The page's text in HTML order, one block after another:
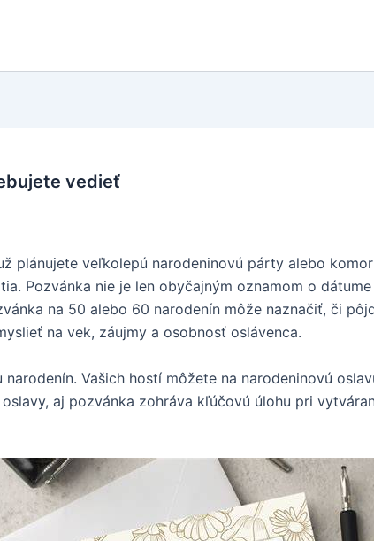
vedieť
plánujete veľkolepú narodeninovú párty alebo
Pozvánka nie je len obyčajným oznamom o
na 50 alebo 60 narodenín môže naznačiť, či
na vek, záujmy a osobnosť oslávenca.
Vašich hostí môžete na narodeninovú
aj pozvánka zohráva kľúčovú úlohu pri